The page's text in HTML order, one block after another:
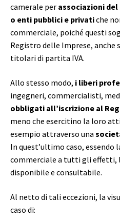
camerale per associazioni
o enti pubblici e privatiche
commerciale, poiché questi
Registro delle Imprese, anche
titolari di partita IVA.
Allo stesso modo, i liberi
ingegneri, commercialisti,
obbligati all’iscrizione al
meno che esercitino la loro
esempio attraverso una
In quest’ultimo caso, essendo
commerciale a tutti gli effetti,
disponibile e consultabile.
Al netto di tali eccezioni, la
caso di: